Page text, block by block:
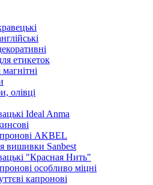
етикеток
олівці
Ideal Anma
AKBEL
вишивки Sanbest
"Красная Нить"
особливо міцні
капронові